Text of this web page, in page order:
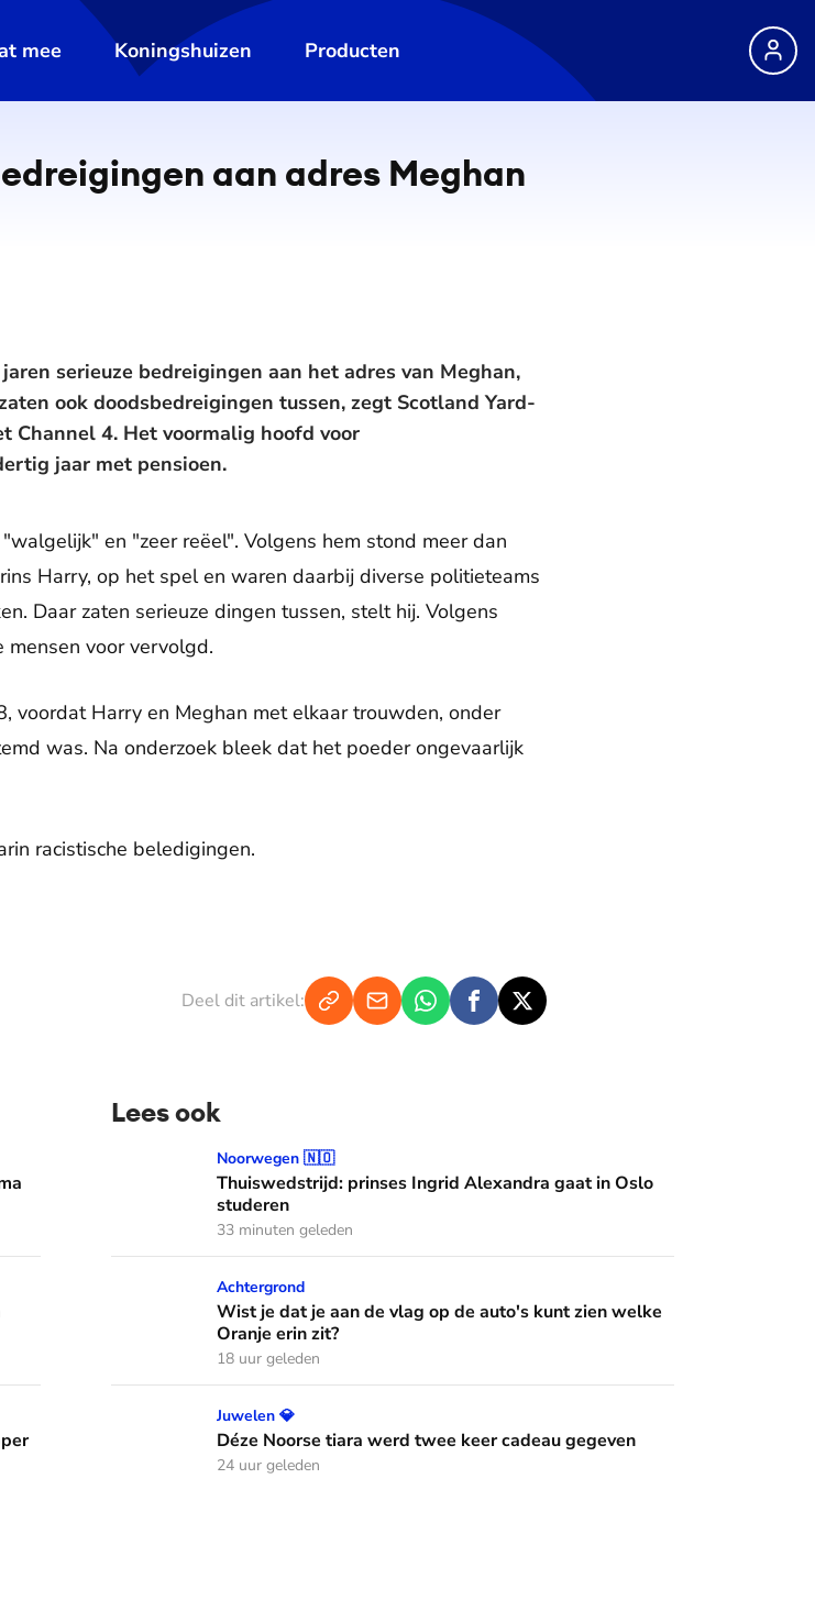
mee Koningshuizen Producten
aan adres Meghan
serieuze bedreigingen aan het adres van Meghan,
ook doodsbedreigingen tussen, zegt Scotland Yard-
Channel 4. Het voormalig hoofd voor
jaar met pensioen.
en "zeer reëel". Volgens hem stond meer dan
Harry, op het spel en waren daarbij diverse politieteams
Daar zaten serieuze dingen tussen, stelt hij. Volgens
mensen voor vervolgd.
voordat Harry en Meghan met elkaar trouwden, onder
was. Na onderzoek bleek dat het poeder ongevaarlijk
racistische beledigingen.
Deel dit artikel:
dochters
Lees ook
Thuiswedstrijd: prinses Ingrid Alexandra gaat in Oslo studeren
Noorwegen 🇳🇴
Thuiswedstrijd: prinses Ingrid Alexandra gaat in Oslo
studeren
33 minuten geleden
Wist je dat je aan de vlag op de auto's kunt zien welke Oranje erin zit?
Achtergrond
Wist je dat je aan de vlag op de auto's kunt zien welke
Oranje erin zit?
18 uur geleden
Déze Noorse tiara werd twee keer cadeau gegeven
Juwelen 💎
Déze Noorse tiara werd twee keer cadeau gegeven
24 uur geleden